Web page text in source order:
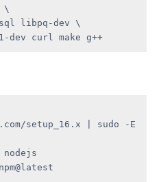
\
libpq-dev \
dev curl make g++
setup_16.x | sudo -E